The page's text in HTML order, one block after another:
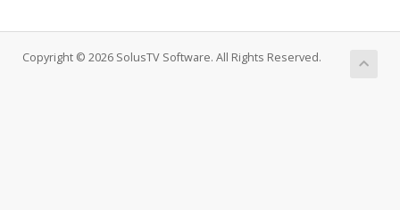
Copyright © 2026 SolusTV Software. All Rights Reserved.